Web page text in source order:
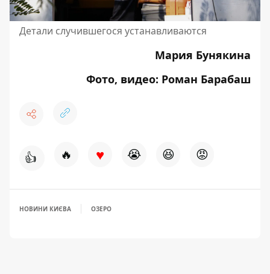
Детали случившегося устанавливаются
Мария Бунякина
Фото, видео: Роман Барабаш
👍 🔥 ♥ 😭 😆 😡
НОВИНИ КИЄВА ОЗЕРО